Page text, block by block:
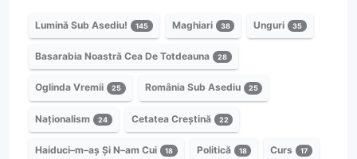
Lumină Sub Asediu! 145 Maghiari 38 Unguri 35
Basarabia Noastră Cea De Totdeauna 28
Oglinda Vremii 25 România Sub Asediu 25
Naționalism 24 Cetatea Creștină 22
Haiduci–m–aș Și N–am Cui 18 Politică 18 Curs 17